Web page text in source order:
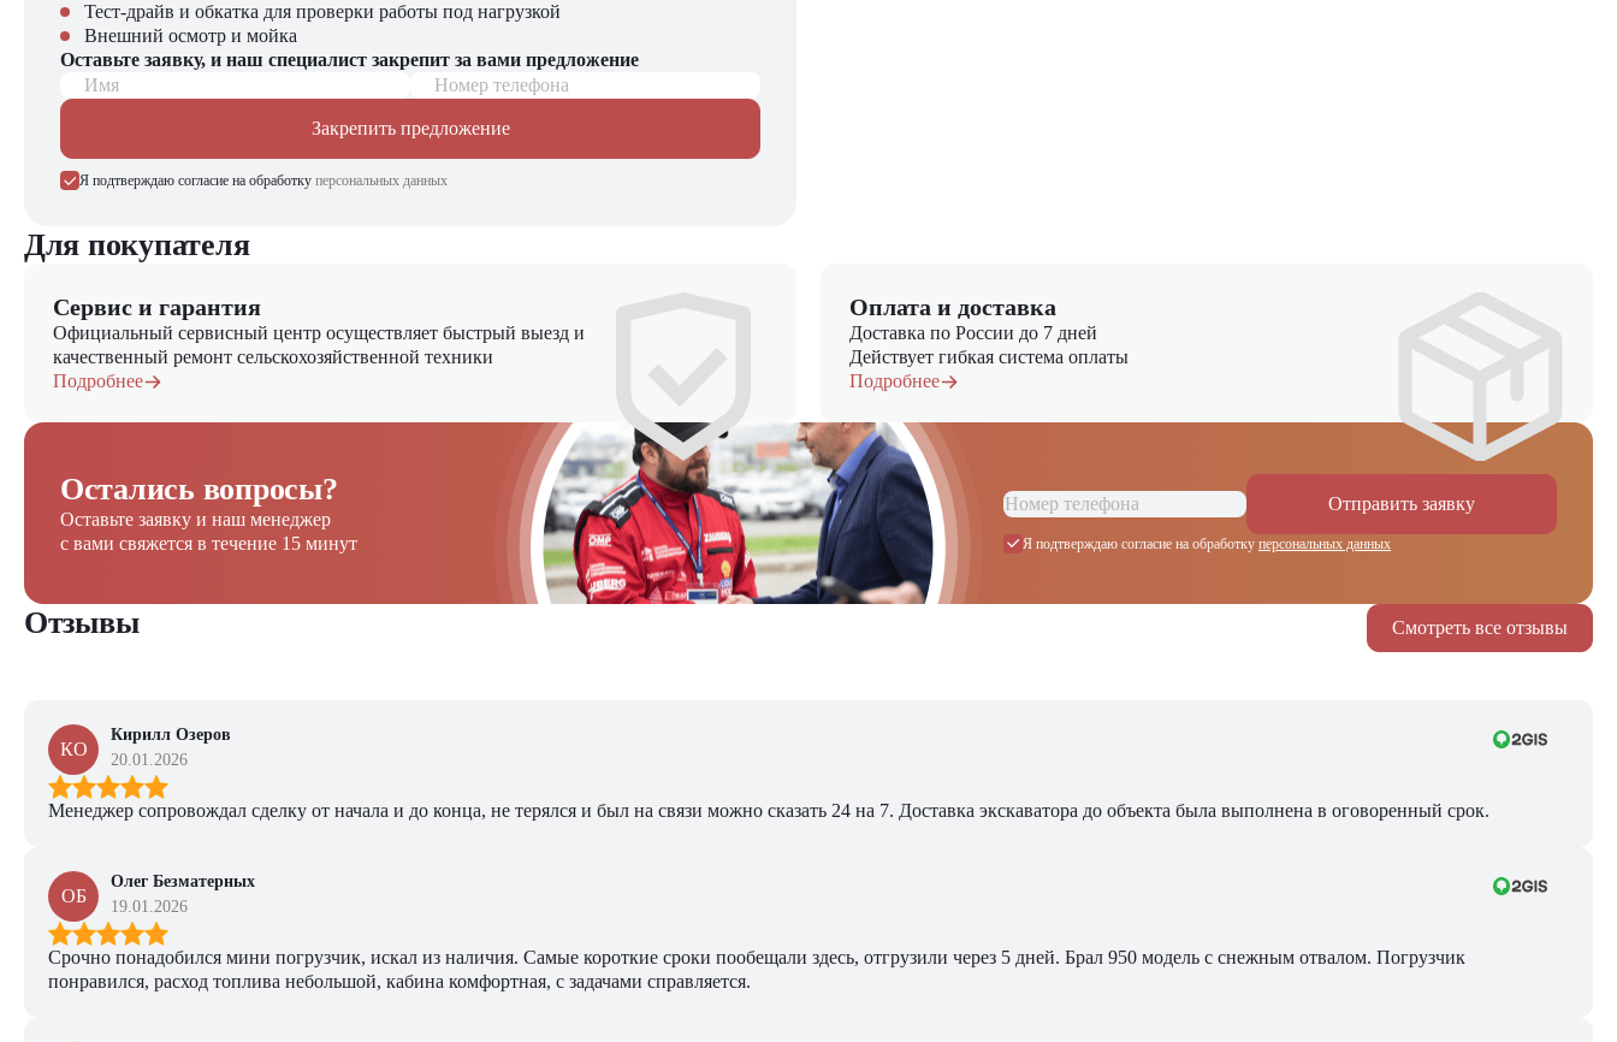
Мы осуществляем быструю доставку по всей России и обеспечиваем сервисное обслуживание и ремонт.
📞 Звоните прямо сейчас для уточнения деталей и оформления заказа!
Выбирайте надежность и качество – выбирайте TCM FD115-3 в "ЦТО"!
Тест-драйв и обкатка для проверки работы под нагрузкой
Внешний осмотр и мойка
Оставьте заявку, и наш специалист закрепит за вами предложение
Имя
Номер телефона
Закрепить предложение
Я подтверждаю согласие на обработку персональных данных
Для покупателя
Сервис и гарантия
Официальный сервисный центр осуществляет быстрый выезд и
качественный ремонт сельскохозяйственной техники
Подробнее
Оплата и доставка
Доставка по России до 7 дней
Действует гибкая система оплаты
Подробнее
Остались вопросы?
Оставьте заявку и наш менеджер
с вами свяжется в течение 15 минут
Отправить заявку
Я подтверждаю согласие на обработку персональных данных
Смотреть все отзывы
Отзывы
КО
Кирилл Озеров
20.01.2026
Менеджер сопровождал сделку от начала и до конца, не терялся и был на связи можно сказать 24 на 7. Доставка экскаватора до объекта была выполнена в оговоренный срок.
ОБ
Олег Безматерных
19.01.2026
Срочно понадобился мини погрузчик, искал из наличия. Самые короткие сроки пообещали здесь, отгрузили через 5 дней. Брал 950 модель с снежным отвалом. Погрузчик
понравился, расход топлива небольшой, кабина комфортная, с задачами справляется.